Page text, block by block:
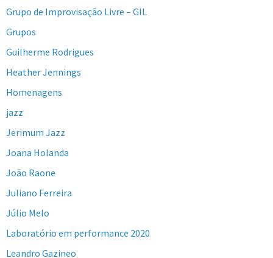
Grupo de Improvisação Livre – GIL
Grupos
Guilherme Rodrigues
Heather Jennings
Homenagens
jazz
Jerimum Jazz
Joana Holanda
João Raone
Juliano Ferreira
Júlio Melo
Laboratório em performance 2020
Leandro Gazineo